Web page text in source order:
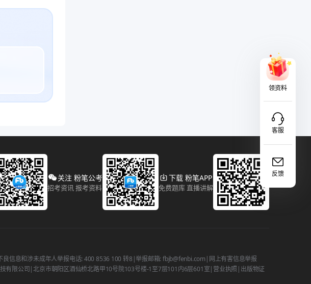
领资料
客服
反馈
关注 粉笔公考
招考资讯 报考资料
下载 粉笔APP
免费题库 直播讲解
良信息和涉未成年人举报电话: 400 8536 100 转8 |举报邮箱: fbjb@fenbi.com | 网上有害信息举报
有限公司|北京市朝阳区酒仙桥北路甲10号院103号楼-1至7层101内6层601室| 营业执照 | 出版物证